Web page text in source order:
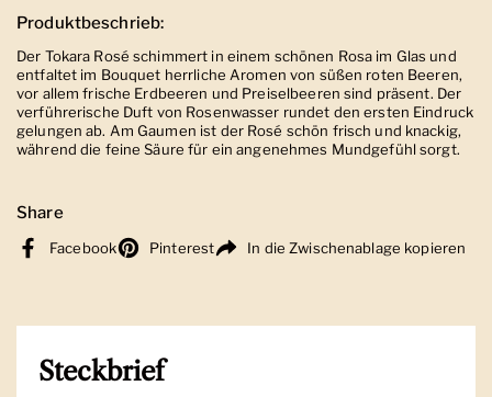
Produktbeschrieb:
Der Tokara Rosé schimmert in einem schönen Rosa im Glas und
entfaltet im Bouquet herrliche Aromen von süßen roten Beeren,
vor allem frische Erdbeeren und Preiselbeeren sind präsent. Der
verführerische Duft von Rosenwasser rundet den ersten Eindruck
gelungen ab. Am Gaumen ist der Rosé schön frisch und knackig,
während die feine Säure für ein angenehmes Mundgefühl sorgt.
Share
Facebook Pinterest In die Zwischenablage kopieren
Steckbrief